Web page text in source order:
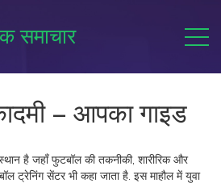
समाचार
– आपका गाइड
है जहाँ फुटबॉल की तकनीकी, शारीरिक और
ट्रेनिंग सेंटरभी कहा जाता है. इस माहौल मेंयुवा